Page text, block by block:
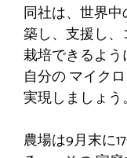
同社は、世界
築し、支援し
栽培できるよう
自分のマイク
実現しましょう。
農場は9月末に